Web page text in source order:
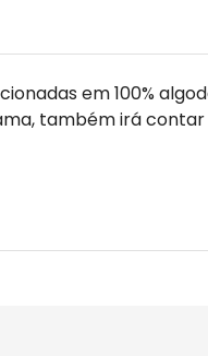
em 100%
também irá